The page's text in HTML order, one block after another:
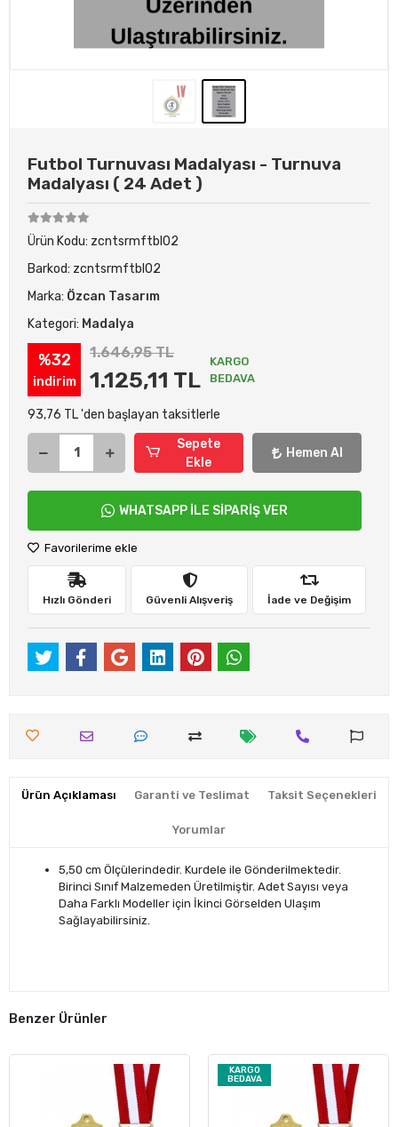
Futbol Turnuvası Madalyası - Turnuva
Madalyası ( 24 Adet )
Ürün Kodu: zcntsrmftbl02
Barkod: zcntsrmftbl02
Marka: Özcan Tasarım
Kategori: Madalya
%32
indirim
1.646,95 TL
1.125,11 TL
KARGO
BEDAVA
93,76 TL 'den başlayan taksitlerle
Sepete
Ekle
Hemen Al
WHATSAPP İLE SİPARİŞ VER
Favorilerime ekle
Hızlı Gönderi Güvenli Alışveriş İade ve Değişim
Ürün Açıklaması Garanti ve Teslimat Taksit Seçenekleri
Yorumlar
5,50 cm Ölçülerindedir. Kurdele ile Gönderilmektedir.
Birinci Sınıf Malzemeden Üretilmiştir. Adet Sayısı veya
Daha Farklı Modeller için İkinci Görselden Ulaşım
Sağlayabilirsiniz.
Benzer Ürünler
KARGO
BEDAVA